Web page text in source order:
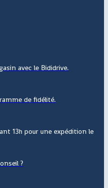
avec le Bididrive.
de fidélité.
13h pour une expédition le
?